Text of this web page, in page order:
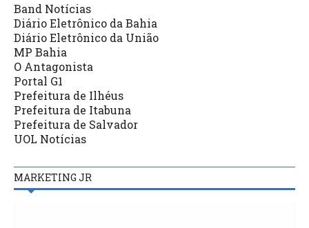
Band Notícias
Diário Eletrônico da Bahia
Diário Eletrônico da União
MP Bahia
O Antagonista
Portal G1
Prefeitura de Ilhéus
Prefeitura de Itabuna
Prefeitura de Salvador
UOL Notícias
MARKETING JR